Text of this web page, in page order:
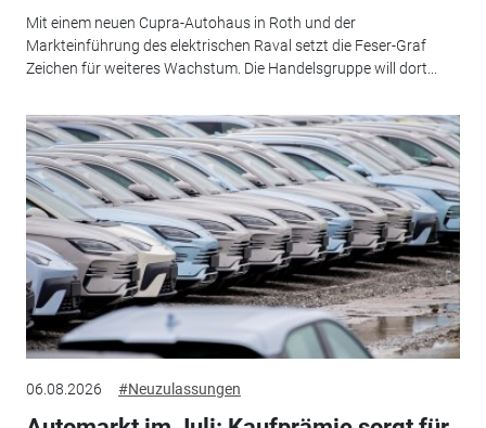
Mit einem neuen Cupra-Autohaus in Roth und der
Markteinführung des elektrischen Raval setzt die Feser-Graf
Zeichen für weiteres Wachstum. Die Handelsgruppe will dort...
06.08.2026 #Neuzulassungen